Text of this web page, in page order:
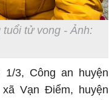
tử vong - Ảnh:
1/3, Công an huyện
Vạn Điểm, huyện